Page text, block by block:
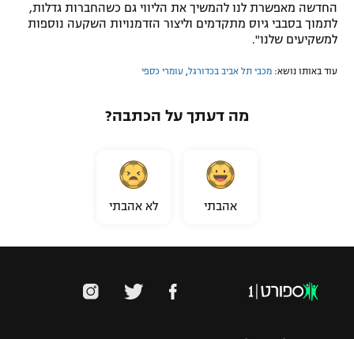
החדשה מאפשרת לנו להמשיך את הליווי גם כשהחברות גדלות,
לתמוך בסבבי גיוס מתקדמים וליצור הזדמנויות השקעה נוספות
למשקיעים שלנו".
עוד באותו נושא: מכבי תל אביב בכדורגל עומרי כספי
מה דעתך על הכתבה?
אהבתי לא אהבתי